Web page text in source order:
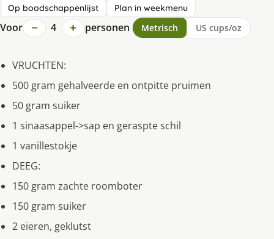
Op boodschappenlijst Plan in weekmenu
Voor − 4 + personen Metrisch US cups/oz
VRUCHTEN:
500 gram gehalveerde en ontpitte pruimen
50 gram suiker
1 sinaasappel->sap en geraspte schil
1 vanillestokje
DEEG:
150 gram zachte roomboter
150 gram suiker
2 eieren, geklutst